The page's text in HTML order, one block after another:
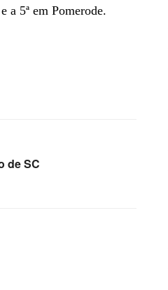
a 5ª em Pomerode.
de SC